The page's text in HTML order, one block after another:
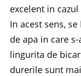
excelent in
In acest sens,
de apa in care
lingurita de
durerile sunt